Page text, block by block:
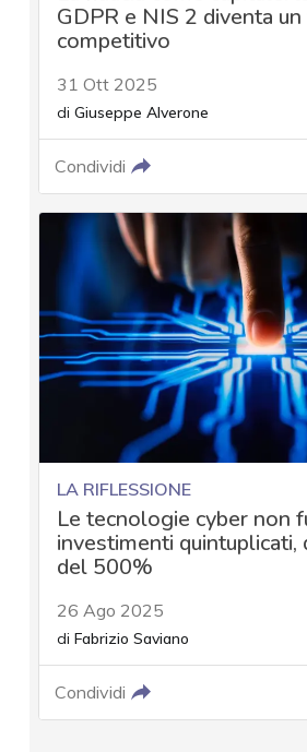
GDPR e NIS 2 diventa
competitivo
31 Ott 2025
di Giuseppe Alverone
Condividi
LA RIFLESSIONE
Le tecnologie cyber non
investimenti quintuplicati,
del 500%
26 Ago 2025
di Fabrizio Saviano
Condividi